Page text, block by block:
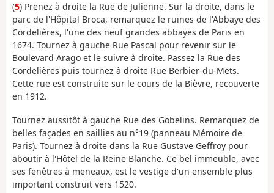
(5) Prenez à droite la Rue de Julienne. Sur la droite, dans le
parc de l'Hôpital Broca, remarquez le ruines de l'Abbaye des
Cordelières, l'une des neuf grandes abbayes de Paris en
1674. Tournez à gauche Rue Pascal pour revenir sur le
Boulevard Arago et le suivre à droite. Passez la Rue des
Cordelières puis tournez à droite Rue Berbier-du-Mets.
Cette rue est construite sur le cours de la Bièvre, recouverte
en 1912.
Tournez aussitôt à gauche Rue des Gobelins. Remarquez de
belles façades en saillies au n°19 (panneau Mémoire de
Paris). Tournez à droite dans la Rue Gustave Geffroy pour
aboutir à l'Hôtel de la Reine Blanche. Ce bel immeuble, avec
ses fenêtres à meneaux, est le vestige d'un ensemble plus
important construit vers 1520.